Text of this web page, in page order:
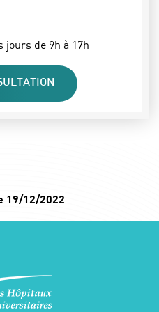
jours de 9h à 17h
19/12/2022